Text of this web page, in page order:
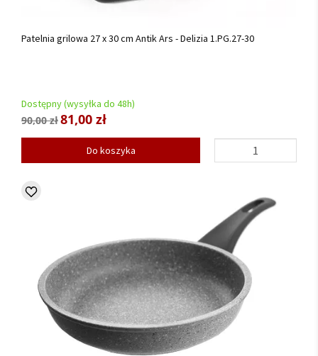
Patelnia grilowa 27 x 30 cm Antik Ars - Delizia 1.PG.27-30
Dostępny (wysyłka do 48h)
90,00 zł81,00 zł
Do koszyka